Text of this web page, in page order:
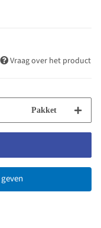
Vraag over het product
Pakket